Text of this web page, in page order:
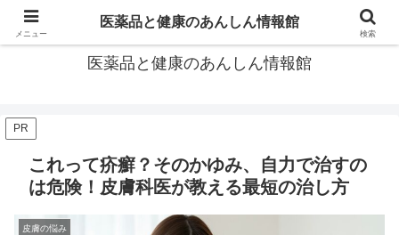
あなたの医薬品選び、後悔しないための情報が見つかる場所。
医薬品と健康のあんしん情報館
PR
これって疥癬？そのかゆみ、自力で治すの
は危険！皮膚科医が教える最短の治し方
皮膚の悩み
メニュー
医薬品と健康のあんしん情報館
検索